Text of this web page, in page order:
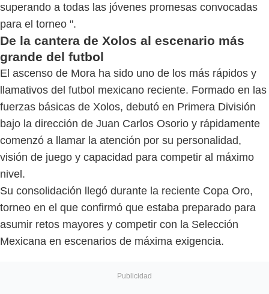
superando a todas las jóvenes promesas convocadas
para el torneo ".
De la cantera de Xolos al escenario más
grande del futbol
El ascenso de Mora ha sido uno de los más rápidos y
llamativos del futbol mexicano reciente. Formado en las
fuerzas básicas de Xolos, debutó en Primera División
bajo la dirección de Juan Carlos Osorio y rápidamente
comenzó a llamar la atención por su personalidad,
visión de juego y capacidad para competir al máximo
nivel.
Su consolidación llegó durante la reciente Copa Oro,
torneo en el que confirmó que estaba preparado para
asumir retos mayores y competir con la Selección
Mexicana en escenarios de máxima exigencia.